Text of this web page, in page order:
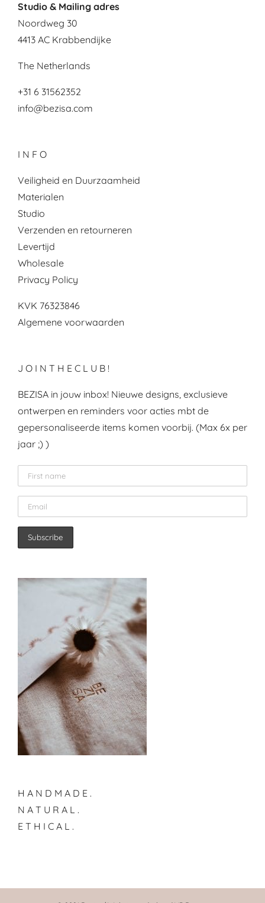
Studio & Mailing adres
Noordweg 30
4413 AC Krabbendijke
The Netherlands
+31 6 31562352
info@bezisa.com
I N F O
Veiligheid en Duurzaamheid
Materialen
Studio
Verzenden en retourneren
Levertijd
Wholesale
Privacy Policy
KVK 76323846
Algemene voorwaarden
J O I N T H E C L U B !
BEZISA in jouw inbox! Nieuwe designs, exclusieve
ontwerpen en reminders voor acties mbt de
gepersonaliseerde items komen voorbij. (Max 6x per
jaar ;) )
H A N D M A D E .
N A T U R A L .
E T H I C A L .